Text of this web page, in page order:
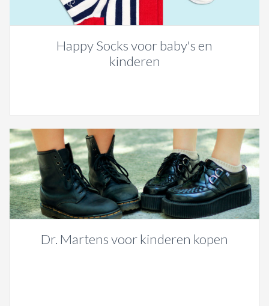
Happy Socks voor baby's en
kinderen
Dr. Martens voor kinderen kopen